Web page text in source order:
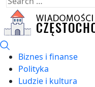
Biznes i finanse
Polityka
Ludzie i kultura